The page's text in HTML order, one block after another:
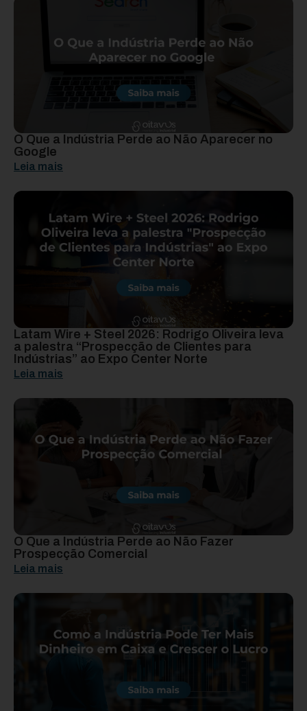
O Que a Indústria Perde ao Não Aparecer no
Google
Leia mais
Latam Wire + Steel 2026: Rodrigo Oliveira leva
a palestra “Prospecção de Clientes para
Indústrias” ao Expo Center Norte
Leia mais
O Que a Indústria Perde ao Não Fazer
Prospecção Comercial
Leia mais